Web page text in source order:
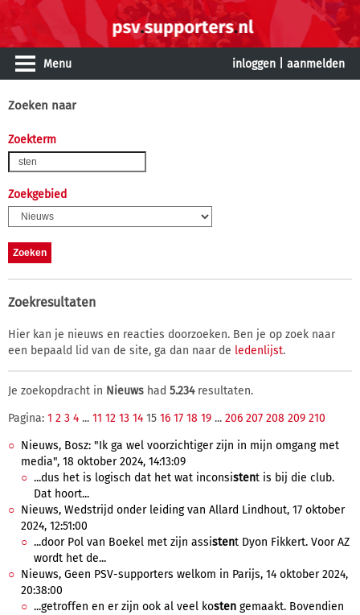
Menu inloggen aanmelden
Zoeken naar
Zoekterm
Zoekgebied
Zoekresultaten
Hier kan je nieuws en reacties doorzoeken. Ben je op zoek naar
een bepaald lid van de site, ga dan naar de ledenlijst.
Je zoekopdracht in Nieuws had 5.234resultaten.
Pagina: 1 2 3 4 ... 11 12 13 14 15 16 17 18 19 ... 206 207 208 209 210
Nieuws, Bosz: "Ik ga wel voorzichtiger zijn in mijn omgang met
media", 18 oktober 2024, 14:13:09
...dus het is logisch dat het wat inconsistent is bij die club.
Dat hoort...
Nieuws, Wedstrijd onder leiding van Allard Lindhout, 17 oktober
2024, 12:51:00
...door Pol van Boekel met zijn assistent Dyon Fikkert. Voor AZ
wordt het de...
Nieuws, Geen PSV-supporters welkom in Parijs, 14 oktober 2024,
20:38:00
...getroffen en er zijn ook al veel kosten gemaakt. Bovendien